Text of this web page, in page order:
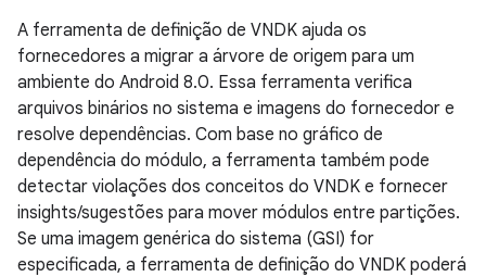
A ferramenta de definição de VNDK ajuda os
fornecedores a migrar a árvore de origem para um
ambiente do Android 8.0. Essa ferramenta verifica
arquivos binários no sistema e imagens do fornecedor e
resolve dependências. Com base no gráfico de
dependência do módulo, a ferramenta também pode
detectar violações dos conceitos do VNDK e fornecer
insights/sugestões para mover módulos entre partições.
Se uma imagem genérica do sistema (GSI) for
especificada, a ferramenta de definição do VNDK poderá